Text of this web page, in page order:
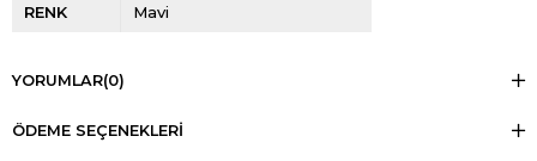
RENK Mavi
YORUMLAR(0)
ÖDEME SEÇENEKLERI